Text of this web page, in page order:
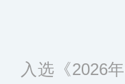
入选《2026